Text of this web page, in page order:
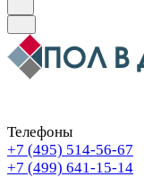
Телефоны
+7 (495) 514-56-67
+7 (499) 641-15-14